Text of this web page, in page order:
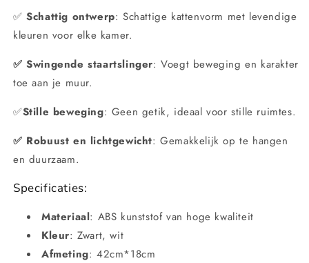
✅Schattig ontwerp: Schattige kattenvorm met levendige
kleuren voor elke kamer.
✅ Swingende staartslinger: Voegt beweging en karakter
toe aan je muur.
✅Stille beweging: Geen getik, ideaal voor stille ruimtes.
✅ Robuust en lichtgewicht: Gemakkelijk op te hangen
en duurzaam.
Specificaties:
Materiaal: ABS kunststof van hoge kwaliteit
Kleur: Zwart, wit
Afmeting: 42cm*18cm